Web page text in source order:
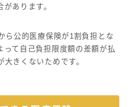
あります。
ら公的医療保険が1割負担とな
って自己負担限度額の差額が払
きくないためです。